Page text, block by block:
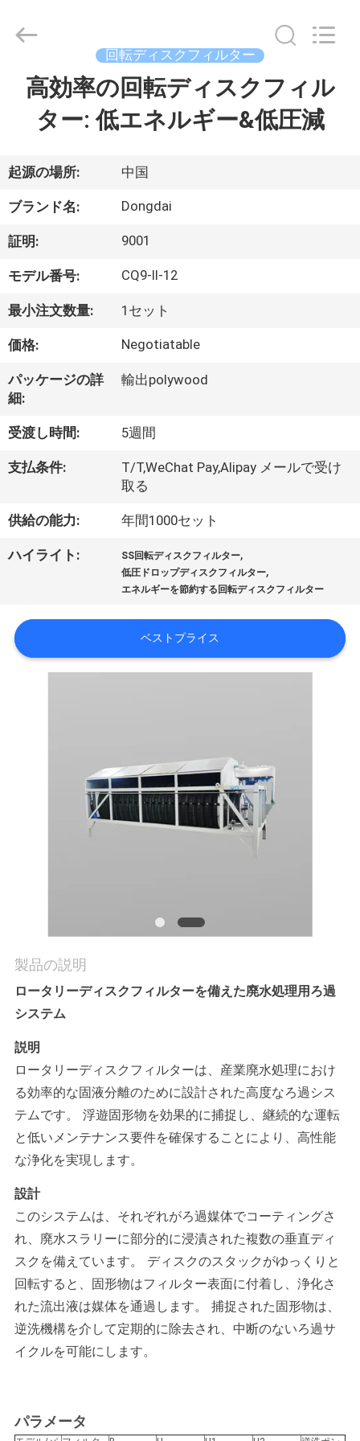
製
品
ビ
デ
VR
シ
ョ
ー
わ
た
た
ち
ー
質
管
理
ニ
ュ
ー
ス
事
引
2021
Longdai
Environmental
Protection
回転ディスクフィルター
高効率の回転ディスクフィル
ター: 低エネルギー&低圧減
起源の場所: 中国
ブランド名: Dongdai
証明: 9001
モデル番号: CQ9-II-12
最小注文数量: 1セット
価格: Negotiatable
パッケージの詳
細:
輸出polywood
受渡し時間: 5週間
支払条件:
T/T,WeChat Pay,Alipay メールで受け
取る
供給の能力: 年間1000セット
ハイライト: SS回転ディスクフィルター,
低圧ドロップディスクフィルター,
エネルギーを節約する回転ディスクフィルター
ベストプライス
製品の説明
ロータリーディスクフィルターを備えた廃水処理用ろ過
システム
説明
ロータリーディスクフィルターは、産業廃水処理におけ
る効率的な固液分離のために設計された高度なろ過シス
テムです。 浮遊固形物を効果的に捕捉し、継続的な運転
と低いメンテナンス要件を確保することにより、高性能
な浄化を実現します。
設計
このシステムは、それぞれがろ過媒体でコーティングさ
れ、廃水スラリーに部分的に浸漬された複数の垂直ディ
スクを備えています。 ディスクのスタックがゆっくりと
回転すると、固形物はフィルター表面に付着し、浄化さ
れた流出液は媒体を通過します。 捕捉された固形物は、
逆洗機構を介して定期的に除去され、中断のないろ過サ
イクルを可能にします。
パラメータ